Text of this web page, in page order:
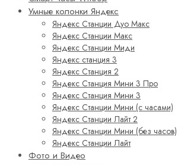
Умные колонки Яндекс
Яндекс Станции Дуо Макс
Яндекс Станции Макс
Яндекс Станции Миди
Яндекс станция 3
Яндекс Станция 2
Яндекс Станция Мини 3 Про
Яндекс Станция Мини 3
Яндекс Станции Мини (с часами)
Яндекс Станции Лайт 2
Яндекс Станции Мини (без часов)
Яндекс Станции Лайт
Фото и Видео